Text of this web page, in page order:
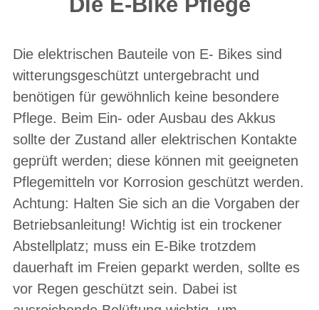
Die elektrischen Bauteile von E- Bikes sind
witterungsgeschützt untergebracht und
benötigen für gewöhnlich keine besondere
Pflege. Beim Ein- oder Ausbau des Akkus
sollte der Zustand aller elektrischen Kontakte
geprüft werden; diese können mit geeigneten
Pflegemitteln vor Korrosion geschützt werden.
Achtung: Halten Sie sich an die Vorgaben der
Betriebsanleitung! Wichtig ist ein trockener
Abstellplatz; muss ein E-Bike trotzdem
dauerhaft im Freien geparkt werden, sollte es
vor Regen geschützt sein. Dabei ist